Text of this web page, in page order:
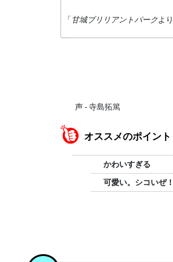
「 甘城ブリリアントパークよ
声 - 寺島拓篤
オススメのポイント
かわいすぎる
可愛い。シコいぜ！